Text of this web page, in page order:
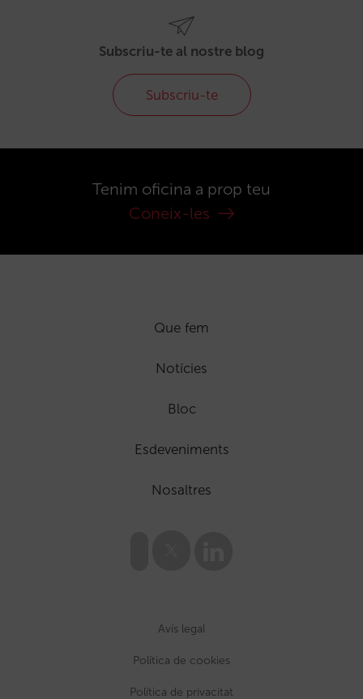
Subscriu-te al nostre blog
Subscriu-te
Tenim oficina a prop teu
Coneix-les
Que fem
Notícies
Bloc
Esdeveniments
Nosaltres
Avís legal
Política de cookies
Política de privacitat